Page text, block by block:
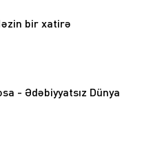
bir xatirə
- Ədəbiyyatsız Dünya